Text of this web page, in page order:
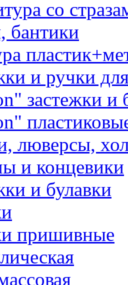
со
бантики
и ручки
застежки и
люверсы,
и концевики
и булавки
пришивные